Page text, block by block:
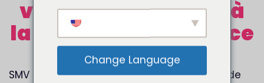
visibilité SEO grâce à
la refonte du site de ce
fabricant joaillier
SMV Thailand est une usine de fabrication de
Change Language